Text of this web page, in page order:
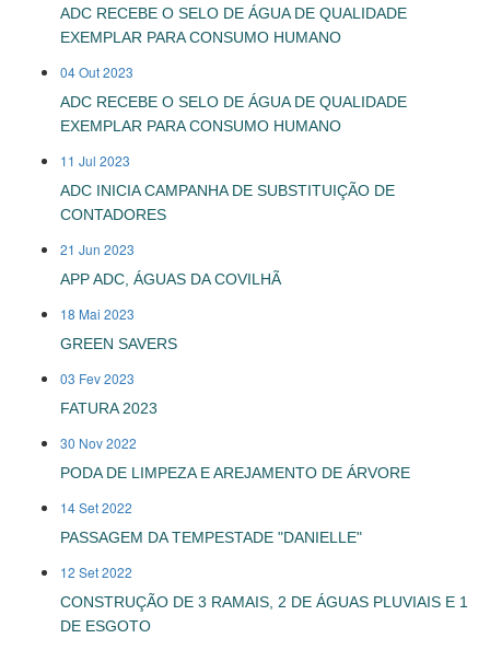
ADC RECEBE O SELO DE ÁGUA DE QUALIDADE
EXEMPLAR PARA CONSUMO HUMANO
04 Out 2023
ADC RECEBE O SELO DE ÁGUA DE QUALIDADE
EXEMPLAR PARA CONSUMO HUMANO
11 Jul 2023
ADC INICIA CAMPANHA DE SUBSTITUIÇÃO DE
CONTADORES
21 Jun 2023
APP ADC, ÁGUAS DA COVILHÃ
18 Mai 2023
GREEN SAVERS
03 Fev 2023
FATURA 2023
30 Nov 2022
PODA DE LIMPEZA E AREJAMENTO DE ÁRVORE
14 Set 2022
PASSAGEM DA TEMPESTADE "DANIELLE"
12 Set 2022
CONSTRUÇÃO DE 3 RAMAIS, 2 DE ÁGUAS PLUVIAIS E 1
DE ESGOTO